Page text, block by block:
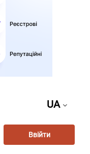
UA
Ввійти